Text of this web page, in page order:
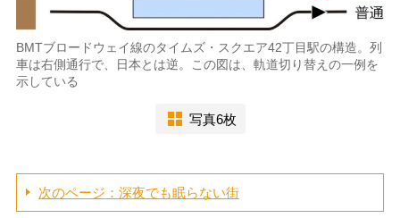
BMTブロードウェイ線のタイムズ・スクエア42丁目駅の構造。列
車は右側通行で、日本とは逆。この図は、軌道切り替えの一例を
示している
写真6枚
次のページ：深夜でも眠らない街